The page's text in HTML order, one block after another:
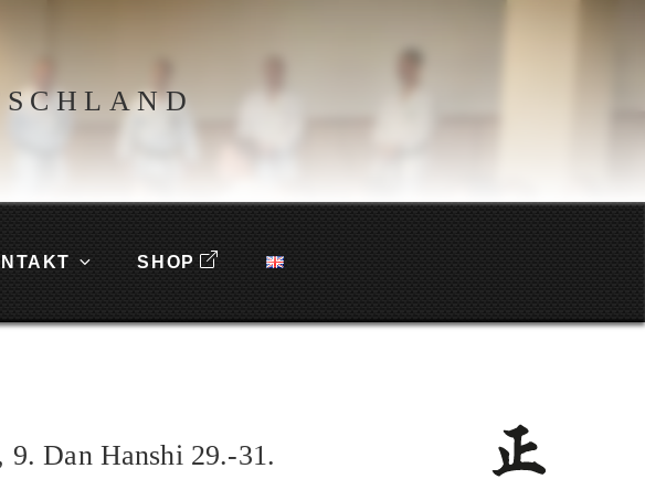
SHOP
Dan Hanshi 29.-31.